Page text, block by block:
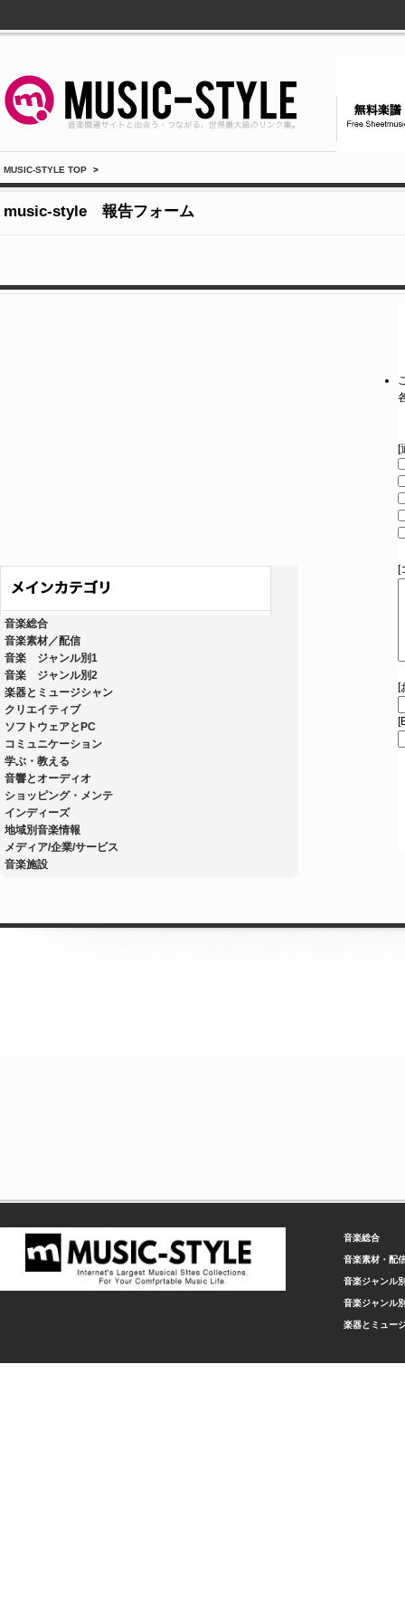
MUSIC-STYLE TOP >
music-style 報告フォーム
音楽総合
音楽素材／配信
音楽 ジャンル別1
音楽 ジャンル別2
楽器とミュージシャン
クリエイティブ
ソフトウェアとPC
コミュニケーション
学ぶ・教える
音響とオーディオ
ショッピング・メンテ
インディーズ
地域別音楽情報
メディア/企業/サービス
音楽施設
[
[
[
音楽総合
音楽素材・配
音楽ジャンル
音楽ジャンル
楽器とミュー